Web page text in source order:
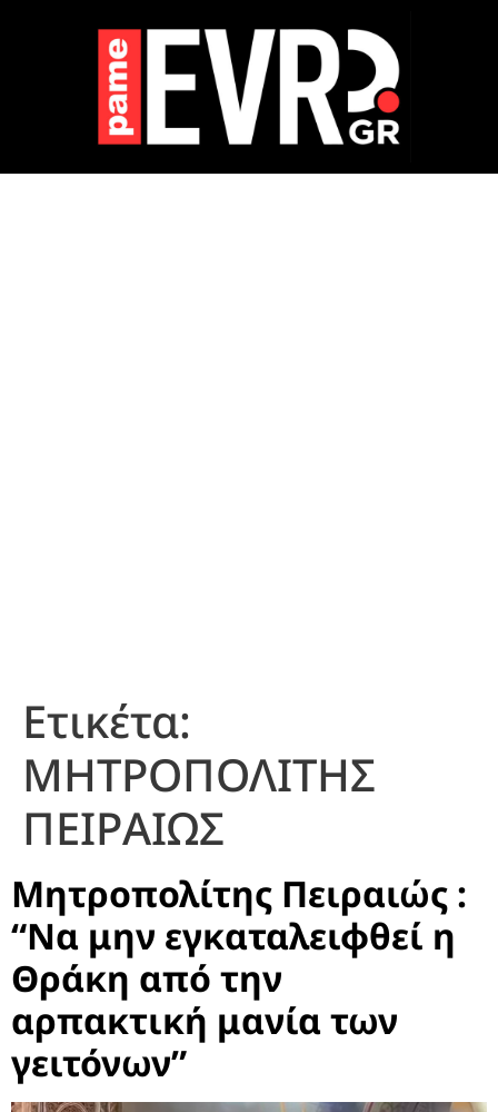
Ετικέτα:
ΜΗΤΡΟΠΟΛΙΤΗΣ
ΠΕΙΡΑΙΩΣ
Μητροπολίτης Πειραιώς :
“Να μην εγκαταλειφθεί η
Θράκη από την
αρπακτική μανία των
γειτόνων”